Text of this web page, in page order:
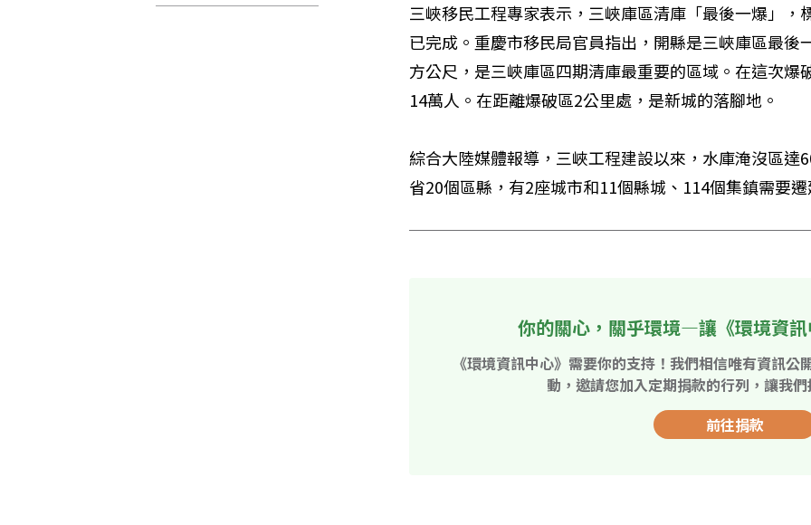
三峽移民工程專家表示，三峽庫區清庫「最後一爆」，
已完成。重慶市移民局官員指出，開縣是三峽庫區最後
方公尺，是三峽庫區四期清庫最重要的區域。在這次爆
14萬人。在距離爆破區2公里處，是新城的落腳地。
綜合大陸媒體報導，三峽工程建設以來，水庫淹沒區達
省20個區縣，有2座城市和11個縣城、114個集鎮需要
你的關心，關乎環境—讓《環境資
《環境資訊中心》需要你的支持！我們相信唯有資訊
動，邀請您加入定期捐款的行列，讓我
前往捐款